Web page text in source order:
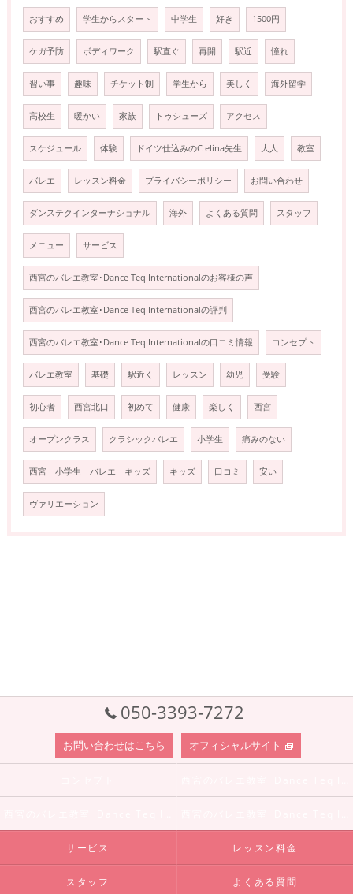
おすすめ 学生からスタート 中学生 好き 1500円
ケガ予防 ボディワーク 駅直ぐ 再開 駅近 憧れ
習い事 趣味 チケット制 学生から 美しく 海外留学
高校生 暖かい 家族 トゥシューズ アクセス
スケジュール 体験 ドイツ仕込みのC elina先生 大人 教室
バレエ レッスン料金 プライバシーポリシー お問い合わせ
ダンステクインターナショナル 海外 よくある質問 スタッフ
メニュー サービス
西宮のバレエ教室･Dance Teq Internationalのお客様の声
西宮のバレエ教室･Dance Teq Internationalの評判
西宮のバレエ教室･Dance Teq Internationalの口コミ情報 コンセプト
バレエ教室 基礎 駅近く レッスン 幼児 受験
初心者 西宮北口 初めて 健康 楽しく 西宮
オープンクラス クラシックバレエ 小学生 痛みのない
西宮 小学生 バレエ キッズ キッズ 口コミ 安い
ヴァリエーション
050-3393-7272
お問い合わせはこちら オフィシャルサイト
サービス レッスン料金
スタッフ よくある質問